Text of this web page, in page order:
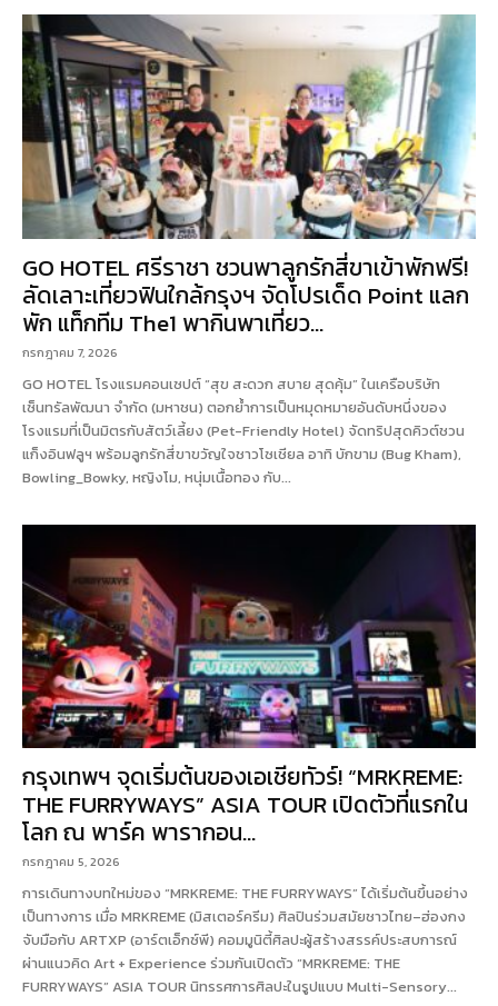
GO HOTEL ศรีราชา ชวนพาลูกรักสี่ขาเข้าพักฟรี!
ลัดเลาะเที่ยวฟินใกล้กรุงฯ จัดโปรเด็ด Point แลก
พัก แท็กทีม The1 พากินพาเที่ยว...
กรกฎาคม 7, 2026
GO HOTEL โรงแรมคอนเซปต์ “สุข สะดวก สบาย สุดคุ้ม” ในเครือบริษัท
เซ็นทรัลพัฒนา จำกัด (มหาชน) ตอกย้ำการเป็นหมุดหมายอันดับหนึ่งของ
โรงแรมที่เป็นมิตรกับสัตว์เลี้ยง (Pet-Friendly Hotel) จัดทริปสุดคิวต์ชวน
แก็งอินฟลูฯ พร้อมลูกรักสี่ขาขวัญใจชาวโซเชียล อาทิ บักขาม (Bug Kham),
Bowling_Bowky, หญิงโม, หนุ่มเนื้อทอง กับ...
กรุงเทพฯ จุดเริ่มต้นของเอเชียทัวร์! “MRKREME:
THE FURRYWAYS” ASIA TOUR เปิดตัวที่แรกใน
โลก ณ พาร์ค พารากอน...
กรกฎาคม 5, 2026
การเดินทางบทใหม่ของ “MRKREME: THE FURRYWAYS” ได้เริ่มต้นขึ้นอย่าง
เป็นทางการ เมื่อ MRKREME (มิสเตอร์ครีม) ศิลปินร่วมสมัยชาวไทย–ฮ่องกง
จับมือกับ ARTXP (อาร์ตเอ็กซ์พี) คอมมูนิตี้ศิลปะผู้สร้างสรรค์ประสบการณ์
ผ่านแนวคิด Art + Experience ร่วมกันเปิดตัว “MRKREME: THE
FURRYWAYS” ASIA TOUR นิทรรศการศิลปะในรูปแบบ Multi-Sensory...